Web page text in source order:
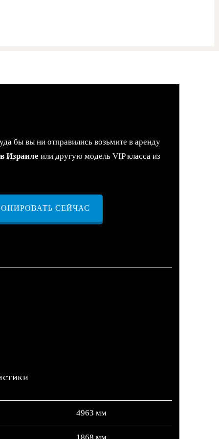
бы вы ни отправились возьмите в аренду
Израиле или другую модель VIP класса из
СЕЙЧАС
4963 мм